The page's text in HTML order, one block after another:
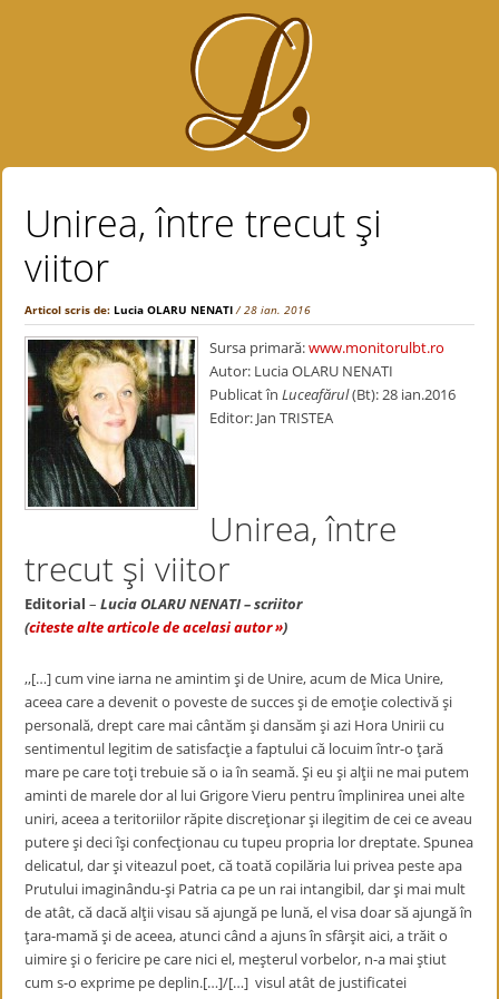
Unirea, între trecut şi
viitor
Articol scris de:Lucia OLARU NENATI / 28 ian. 2016
Sursa primară:www.monitorulbt.ro
Autor: Lucia OLARU NENATI
Publicat în Luceafărul(Bt): 28 ian.2016
Editor: Jan TRISTEA
Unirea, între
trecut şi viitor
Editorial –Lucia OLARU NENATI – scriitor
(citeste alte articole de acelasi autor »)
,,[…] cum vine iarna ne amintim şi de Unire, acum de Mica Unire,
aceea care a devenit o poveste de succes şi de emoţie colectivă şi
personală, drept care mai cântăm şi dansăm şi azi Hora Unirii cu
sentimentul legitim de satisfacţie a faptului că locuim într-o ţară
mare pe care toţi trebuie să o ia în seamă. Şi eu şi alţii ne mai putem
aminti de marele dor al lui Grigore Vieru pentru împlinirea unei alte
uniri, aceea a teritoriilor răpite discreţionar şi ilegitim de cei ce aveau
putere şi deci îşi confecţionau cu tupeu propria lor dreptate. Spunea
delicatul, dar şi viteazul poet, că toată copilăria lui privea peste apa
Prutului imaginându-şi Patria ca pe un rai intangibil, dar şi mai mult
de atât, că dacă alţii visau să ajungă pe lună, el visa doar să ajungă în
ţara-mamă şi de aceea, atunci când a ajuns în sfârşit aici, a trăit o
uimire şi o fericire pe care nici el, meşterul vorbelor, n-a mai ştiut
cum s-o exprime pe deplin.[…]/[…] visul atât de justificatei